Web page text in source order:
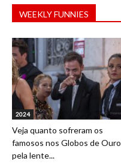
WEEKLY FUNNIES
2024
Veja quanto sofreram os
famosos nos Globos de Ouro
pela lente...